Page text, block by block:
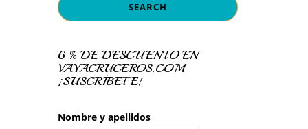
6 % DE DESCUENTO EN
VAYACRUCEROS.COM
¡SUSCRÍBETE!
Nombre y apellidos